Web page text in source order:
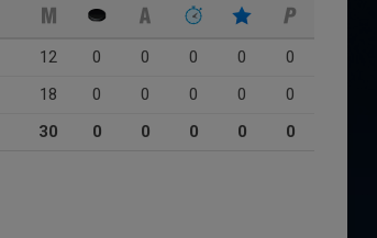
12 0 0 0 0
0
18 0 0 0 0
0
30 0 0 0 0 0